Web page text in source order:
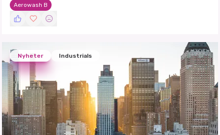
Aerowash B
Nyheter Industrials